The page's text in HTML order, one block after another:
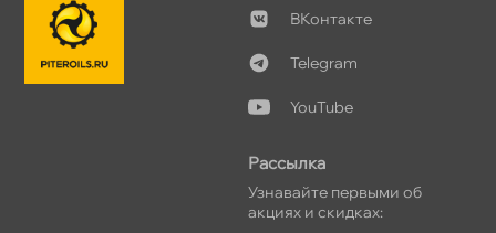
Контакте
Telegram
YouTube
Рассылка
Узнавайте первыми о
акциях и скидках: